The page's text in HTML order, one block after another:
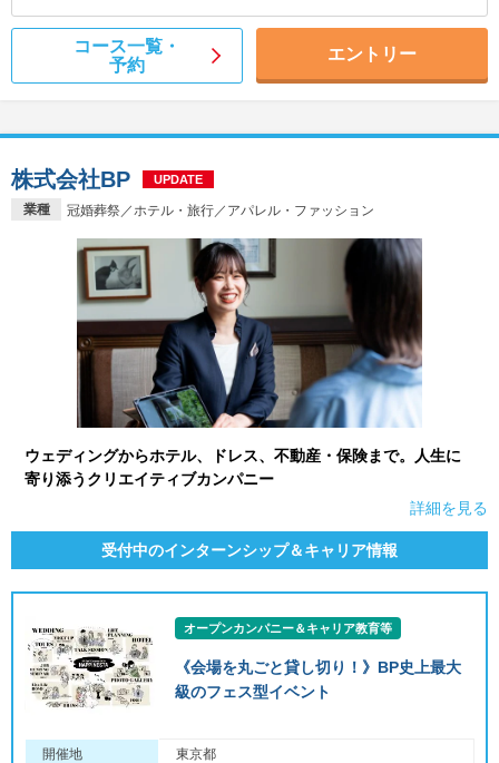
コース一覧・
予約
エントリー
業種 冠婚葬祭／ホテル・旅行／アパレル・ファッション
株式会社BP UPDATE
ウェディングからホテル、ドレス、不動産・保険まで。人生に
寄り添うクリエイティブカンパニー
詳細を見る
受付中のインターンシップ＆キャリア情報
オープンカンパニー＆キャリア教育等
《会場を丸ごと貸し切り！》BP史上最大
級のフェス型イベント
開催地
東京都